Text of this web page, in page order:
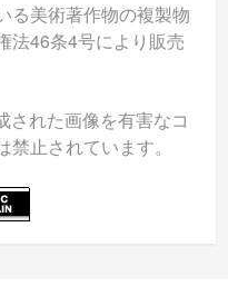
る美術著作物の複製物
法46条4号により販売
された画像を有害なコ
止されています。